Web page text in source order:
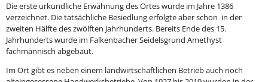
Die erste urkundliche Erwähnung des Ortes wurde im Jahre 1386
verzeichnet. Die tatsächliche Besiedlung erfolgte aber schon in der
zweiten Hälfte des zwölften Jahrhunderts. Bereits Ende des 15.
Jahrhunderts wurde im Falkenbacher Seidelsgrund Amethyst
fachmännisch abgebaut.
Im Ort gibt es neben einem landwirtschaftlichen Betrieb auch noch